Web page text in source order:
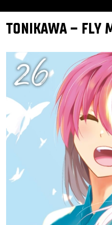
TONIKAWA – FLY